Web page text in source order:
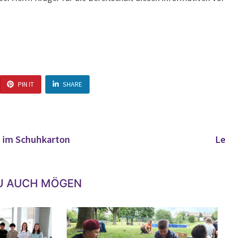
PIN IT SHARE
im Schuhkarton
AUCH MÖGEN